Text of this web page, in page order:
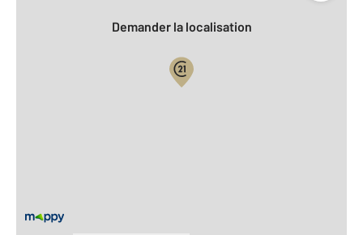
Demander la localisation
Année construction : 2027